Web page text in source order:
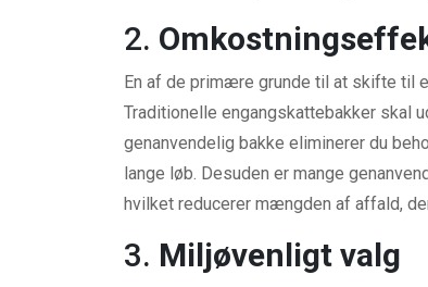
2.
En af de primære grunde til at skifte til
Traditionelle engangskattebakker skal
genanvendelig bakke eliminerer du
lange løb. Desuden er mange
hvilket reducerer mængden af affald,
3. Miljøvenligt valg